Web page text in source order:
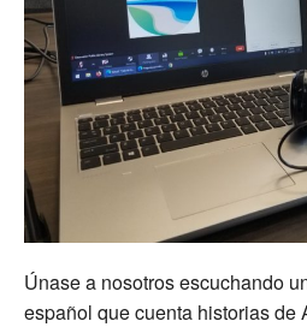
Únase a nosotros escuchando
español que cuenta historias de